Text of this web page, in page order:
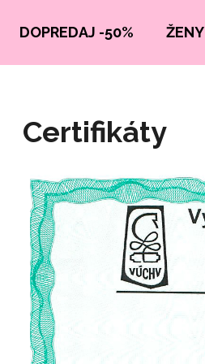
DOPREDAJ -50% ŽENY
Certifikáty